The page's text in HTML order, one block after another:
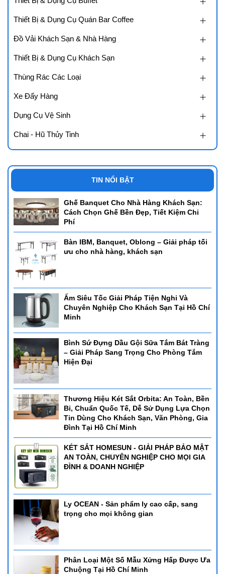
Thiết Bị & Dụng Cụ Quán Bar Coffee
Đồ Vải Khách Sạn & Nhà Hàng
Thiết Bị & Dụng Cụ Khách Sạn
Thùng Rác Các Loại
Xe Đẩy Hàng
Dụng Cụ Vệ Sinh
Chai - Hũ Thủy Tinh
TIN NỔI BẬT
Ghế Banquet Cho Nhà Hàng Khách Sạn:
Cách Chọn Ghế Bền Đẹp, Tiết Kiệm Chi
Phí
Bàn IBM, Banquet, Oblong – Giải pháp tối
ưu cho nhà hàng, khách sạn
Ấm Siêu Tốc Giải Pháp Tiện Nghi Và
Chuyên Nghiệp Cho Khách Sạn Tại Hồ Chí
Minh
Bình Sứ Đựng Dầu Gội Sữa Tắm Bát Tràng
– Giải Pháp Sang Trọng Cho Phòng Tắm
Hiện Đại
Thương Hiệu Két Sắt Orbita: An Toàn, Bền
Bỉ, Chuẩn Quốc Tế, Dễ Sử Dụng Lựa Chọn
Tin Dùng Cho Khách Sạn, Văn Phòng, Gia
Đình Tại Hồ Chí Minh
KÉT SẮT HOMESUN - GIẢI PHÁP BẢO MẬT
AN TOÀN, CHUYÊN NGHIỆP CHO MỌI GIA
ĐÌNH & DOANH NGHIỆP
Ly OCEAN - Sản phẩm ly cao cấp, sang
trọng cho mọi không gian
Phân Loại Một Số Mẫu Xửng Hấp Được Ưa
Chuộng Tại Hồ Chí Minh